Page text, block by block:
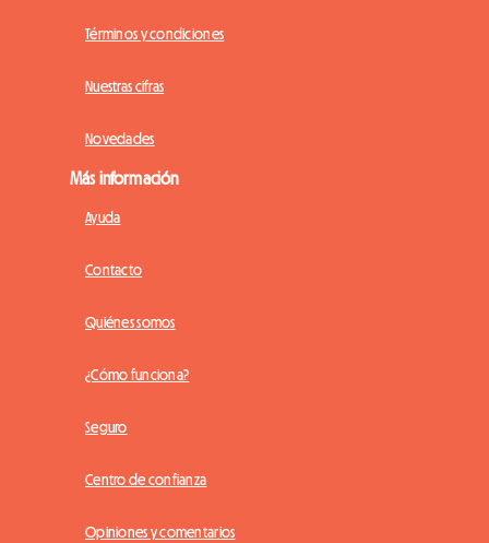
Términos y condiciones
Nuestras cifras
Novedades
Más información
Ayuda
Contacto
Quiénes somos
¿Cómo funciona?
Seguro
Centro de confianza
Opiniones y comentarios